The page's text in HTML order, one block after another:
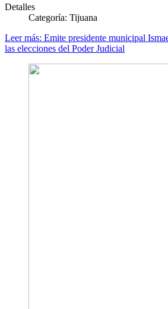
Detalles
Categoría: Tijuana
Leer más: Emite presidente municipal
las elecciones del Poder Judicial